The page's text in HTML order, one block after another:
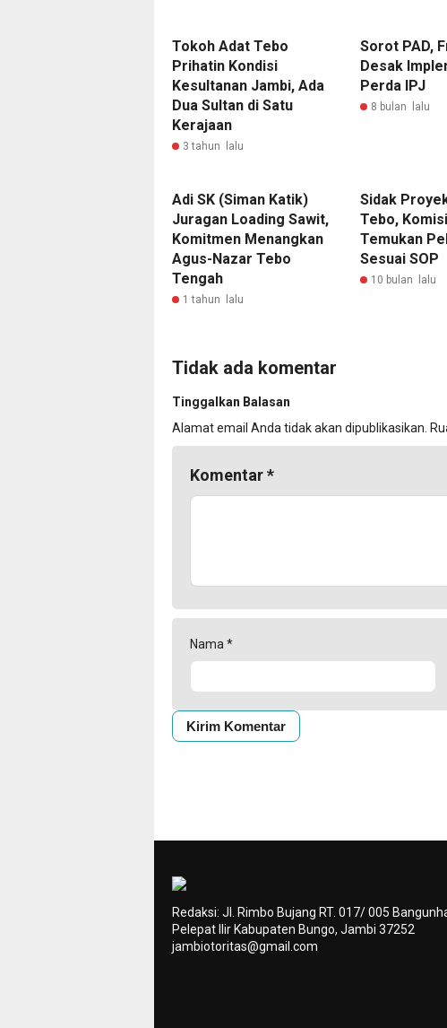
Tokoh Adat Tebo
Prihatin Kondisi
Kesultanan Jambi, Ada
Dua Sultan di Satu
Kerajaan
3 tahun lalu
Sorot PAD,
Desak
Perda IPJ
8 bulan lalu
Adi SK (Siman Katik)
Juragan Loading Sawit,
Komitmen Menangkan
Agus-Nazar Tebo
Tengah
1 tahun lalu
Sidak
Tebo,
Temukan
Sesuai SOP
10 bulan lalu
Tidak ada komentar
Tinggalkan Balasan
Alamat email Anda tidak akan dipublikasikan.
Komentar*
Nama *
Redaksi: Jl. Rimbo Bujang RT. 017/ 005
Pelepat Ilir Kabupaten Bungo, Jambi 37252
jambiotoritas@gmail.com